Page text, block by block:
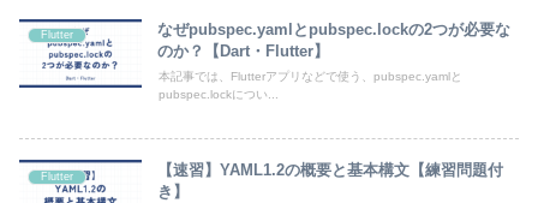
Flutter
なぜpubspec.yamlとpubspec.lockの2つが必要な
のか？【Dart・Flutter】
本記事では、Flutterアプリなどで使う、pubspec.yamlと
pubspec.lockについ...
Flutter
【速習】YAML1.2の概要と基本構文【練習問題付
き】